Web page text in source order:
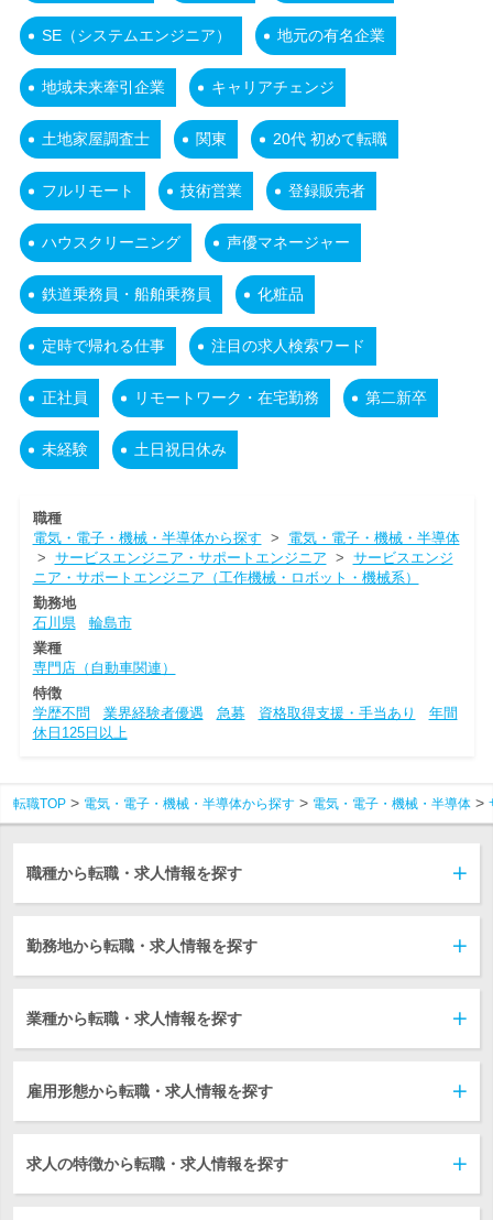
SE（システムエンジニア） 地元の有名企業
地域未来牽引企業 キャリアチェンジ
土地家屋調査士 関東 20代 初めて転職
フルリモート 技術営業 登録販売者
ハウスクリーニング 声優マネージャー
鉄道乗務員・船舶乗務員 化粧品
定時で帰れる仕事 注目の求人検索ワード
正社員 リモートワーク・在宅勤務 第二新卒
未経験 土日祝日休み
職種
電気・電子・機械・半導体から探す > 電気・電子・機械・半導体
> サービスエンジニア・サポートエンジニア > サービスエンジ
ニア・サポートエンジニア（工作機械・ロボット・機械系）
勤務地
石川県
輪島市
業種
専門店（自動車関連）
特徴
学歴不問
業界経験者優遇 急募 資格取得支援・手当あり
年間
休日125日以上
転職TOP 電気・電子・機械・半導体から探す 電気・電子・機械・半導体
職種から転職・求人情報を探す
勤務地から転職・求人情報を探す
業種から転職・求人情報を探す
雇用形態から転職・求人情報を探す
求人の特徴から転職・求人情報を探す